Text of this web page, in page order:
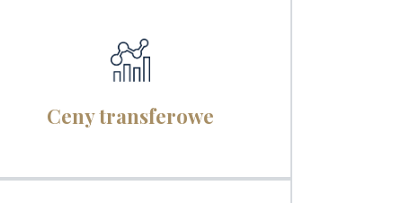
Ceny transferowe